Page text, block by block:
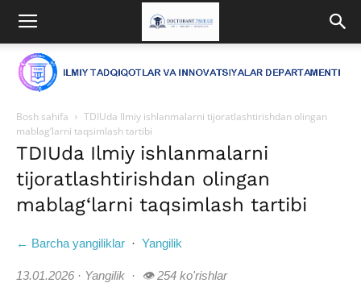
Bosh sahifa
TDIUda Ilmiy ishlanmalarni tijoratlashtirishdan olingan
mablag‘larni taqsimlash tartibi
TDIUda Ilmiy ishlanmalarni
tijoratlashtirishdan olingan
mablag‘larni taqsimlash tartibi
← Barcha yangiliklar · Yangilik
13.01.2026 · Yangilik · 👁 254 ko'rishlar